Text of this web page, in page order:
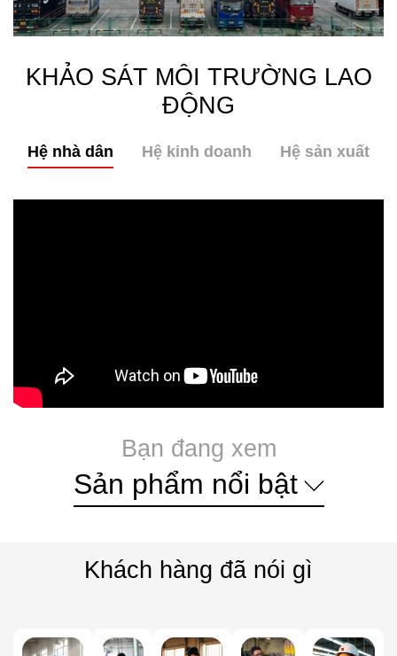
KHẢO SÁT MÔI TRƯỜNG LAO
ĐỘNG
Hệ nhà dân Hệ kinh doanh Hệ sản xuất
Bạn đang xem
Sản phẩm nổi bật
Khách hàng đã nói gì